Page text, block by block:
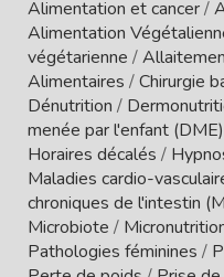
Alimentation et cancer/
Alimentation
végétarienne /
Alimentaires /Chirurgie
Dénutrition /
menée par l'enfant (DME)
Horaires décalés /
Maladies cardio-
chroniques de l'intestin
Microbiote /
Pathologies féminines /